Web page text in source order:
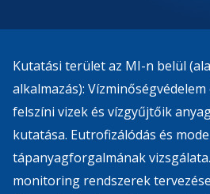
Kutatási terület az MI-n belül
alkalmazás): Vízminőségvédelem
felszíni vizek és vízgyűjtőik
kutatása. Eutrofizálódás és
tápanyagforgalmának
monitoring rendszerek